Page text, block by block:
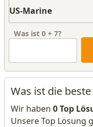
Was ist 0 + 7?
Was ist die
Wir haben 0 Top
Unsere Top Lösung